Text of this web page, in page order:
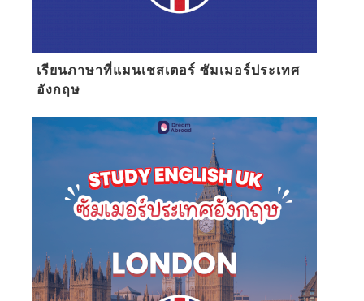
เรียนภาษาที่แมนเชสเตอร์ ซัมเมอร์ประเทศ
อังกฤษ